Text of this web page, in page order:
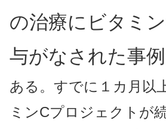
の治療にビタミ
与がなされた事
ある。すでに１カ月以
ミンCプロジェクトが